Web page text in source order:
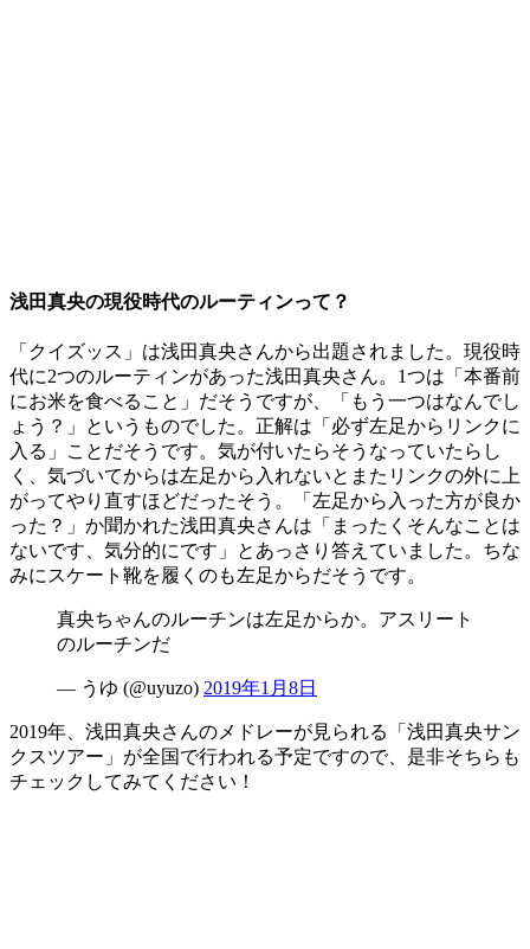
浅田真央の現役時代のルーティンって？
「クイズッス」は浅田真央さんから出題されました。現役時
代に2つのルーティンがあった浅田真央さん。1つは「本番前
にお米を食べること」だそうですが、「もう一つはなんでし
ょう？」というものでした。正解は「必ず左足からリンクに
入る」ことだそうです。気が付いたらそうなっていたらし
く、気づいてからは左足から入れないとまたリンクの外に上
がってやり直すほどだったそう。「左足から入った方が良か
った？」か聞かれた浅田真央さんは「まったくそんなことは
ないです、気分的にです」とあっさり答えていました。ちな
みにスケート靴を履くのも左足からだそうです。
真央ちゃんのルーチンは左足からか。アスリート
のルーチンだ
— うゆ (@uyuzo) 2019年1月8日
2019年、浅田真央さんのメドレーが見られる「浅田真央サン
クスツアー」が全国で行われる予定ですので、是非そちらも
チェックしてみてください！